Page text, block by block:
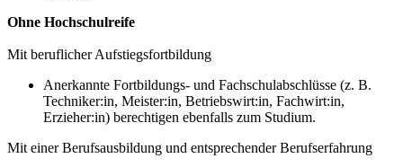
Ohne Hochschulreife
Mit beruflicher Aufstiegsfortbildung
Anerkannte Fortbildungs- und Fachschulabschlüsse (z. B.
Techniker:in, Meister:in, Betriebswirt:in, Fachwirt:in,
Erzieher:in) berechtigen ebenfalls zum Studium.
Mit einer Berufsausbildung und entsprechender Berufserfahrung